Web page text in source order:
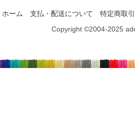
ホーム 支払・配送について
特定商取
Copyright ©2004-2025